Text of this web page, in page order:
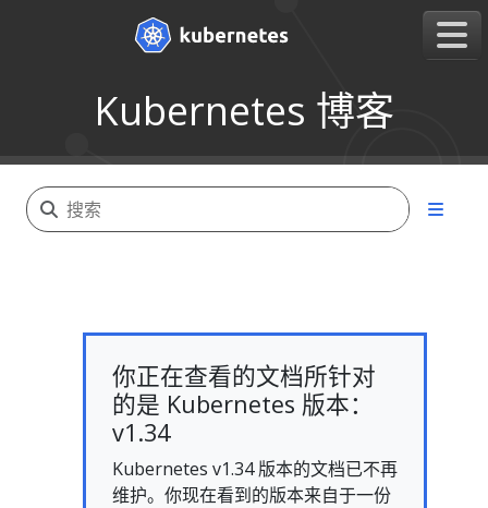
Kubernetes 博客
你正在查看的文档所针对
的是 Kubernetes 版本：
v1.34
Kubernetes v1.34 版本的文档已不再
维护。你现在看到的版本来自于一份